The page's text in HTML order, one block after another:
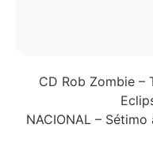
CD Rob Zombie –
NACIONAL –